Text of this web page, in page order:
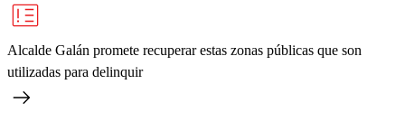
Alcalde Galán promete recuperar estas zonas públicas que son
utilizadas para delinquir